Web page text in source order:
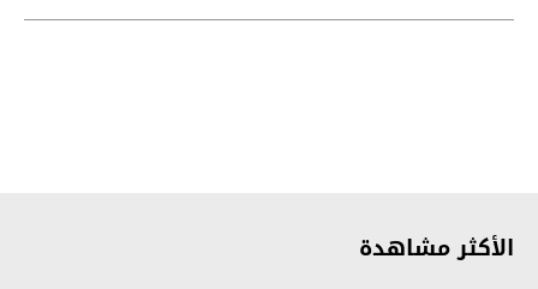
الأكثر مشاهدة